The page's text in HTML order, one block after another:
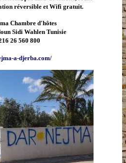
réversible et Wifi gratuit.
Chambre d'hôtes
Sidi Wahlen Tunisie
26 560 800
a-djerba.com/